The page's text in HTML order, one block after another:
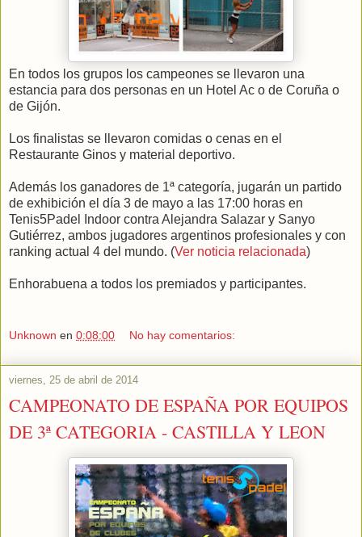
En todos los grupos los campeones se llevaron una
estancia para dos personas en un Hotel Ac o de Coruña o
de Gijón.
Los finalistas se llevaron comidas o cenas en el
Restaurante Ginos y material deportivo.
Además los ganadores de 1ª categoría, jugarán un partido
de exhibición el día 3 de mayo a las 17:00 horas en
Tenis5Padel Indoor contra Alejandra Salazar y Sanyo
Gutiérrez, ambos jugadores argentinos profesionales y con
ranking actual 4 del mundo. (Ver noticia relacionada)
Enhorabuena a todos los premiados y participantes.
Unknown en 0:08:00 No hay comentarios:
viernes, 25 de abril de 2014
CAMPEONATO DE ESPAÑA POR EQUIPOS
DE 3ª CATEGORIA - CASTILLA Y LEON